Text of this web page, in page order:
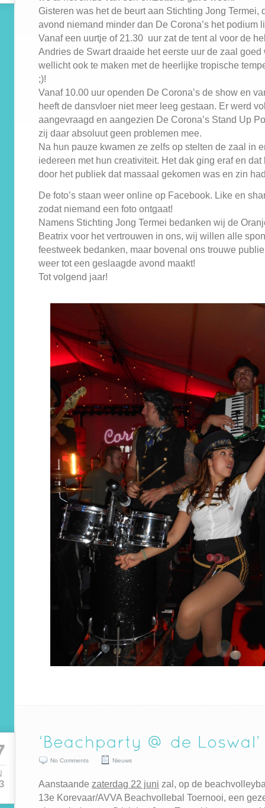
Gisteren was het de beurt aan Stichting Jong Termei,
avond niemand minder dan De Corona’s het podium
Vanaf een uurtje of 21.30 uur zat de tent al voor de
Andries de Swart draaide het eerste uur de zaal goed
wellicht ook te maken met de heerlijke tropische
;)!
Vanaf 10.00 uur openden De Corona’s de show en
heeft de dansvloer niet meer leeg gestaan. Er werd
aangevraagd en aangezien De Corona’s Stand Up
zij daar absoluut geen problemen mee.
Na hun pauze kwamen ze zelfs op stelten de zaal in
iedereen met hun creativiteit. Het dak ging eraf en dat
door het publiek dat massaal gekomen was en zin
De foto’s staan weer online op Facebook. Like en
zodat niemand een foto ontgaat!
Namens Stichting Jong Termei bedanken wij de
Beatrix voor het vertrouwen in ons, wij willen alle
feestweek bedanken, maar bovenal ons trouwe
weer tot een geslaagde avond maakt!
Tot volgend jaar!
No Comments Nieuws
Aanstaande zaterdag 22 juni zal, op de
13e Korevaar/AVVA Beachvollebal Toernooi, een